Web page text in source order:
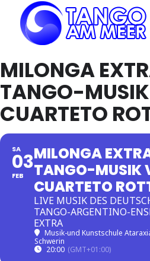
MILONGA
TANGO-
CUARTETO
SA
03
FEB
MILONGA
TANGO-MUSIK
CUARTETO
LIVE MUSIK DES
TANGO-ARGENTINO-
EXTRA
Musik-und Kunstschule
Schwerin
20:00 (GMT+01:00)